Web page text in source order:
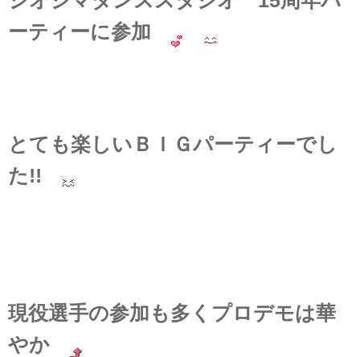
ーティーに参加
とても楽しいＢＩＧパーティーでし
た!!
現役選手の参加も多くプロデモは華
やか